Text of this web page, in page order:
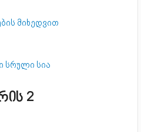
მიხედვით
სრული სია
2